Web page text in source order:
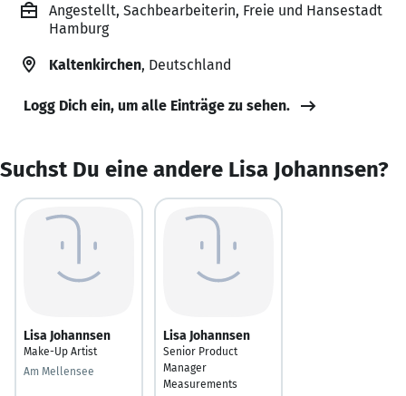
Angestellt, Sachbearbeiterin, Freie und Hansestadt
Hamburg
Kaltenkirchen, Deutschland
Logg Dich ein, um alle Einträge zu sehen.
Suchst Du eine andere Lisa Johannsen?
Lisa Johannsen
Make-Up Artist
Am Mellensee
Lisa Johannsen
Senior Product
Manager
Measurements